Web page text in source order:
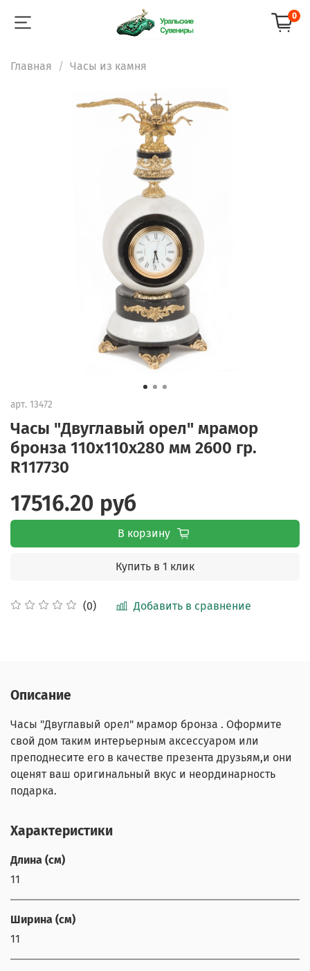
0
Главная Часы из камня
арт. 13472
Часы "Двуглавый орел" мрамор
бронза 110х110х280 мм 2600 гр.
R117730
(0) Добавить в сравнение
17516.20 руб
В корзину
Купить в 1 клик
Описание
Часы "Двуглавый орел" мрамор бронза . Оформите
свой дом таким интерьерным аксессуаром или
преподнесите его в качестве презента друзьям,и они
оценят ваш оригинальный вкус и неординарность
подарка.
Характеристики
Длина (см)
11
Ширина (см)
11